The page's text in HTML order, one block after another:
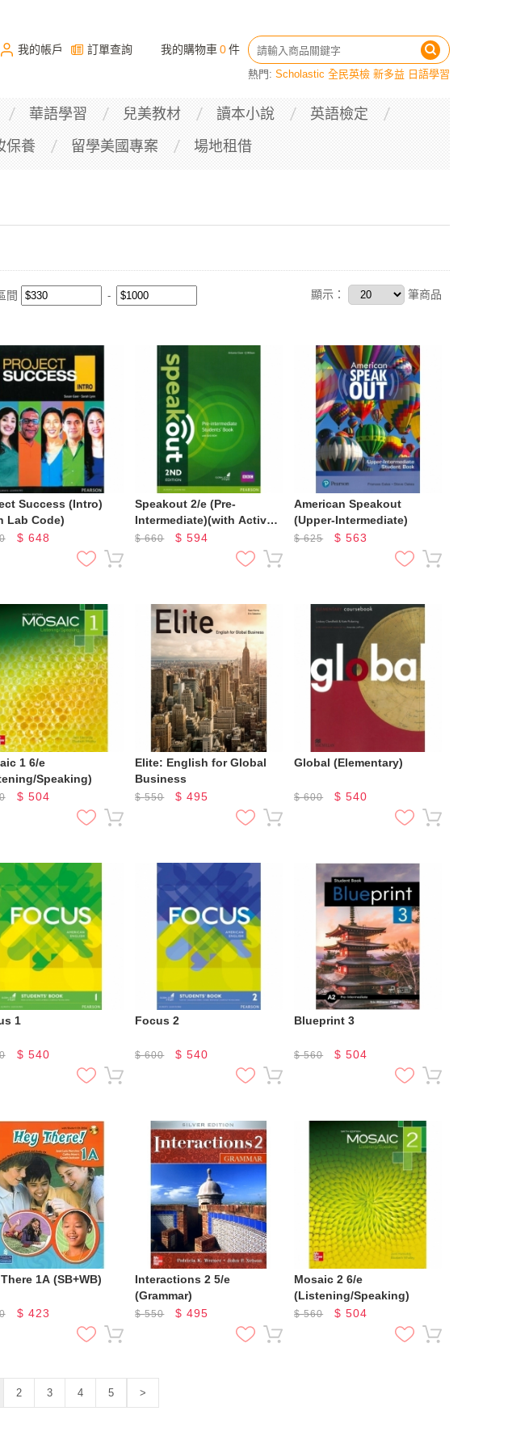
我的帳戶 訂單查詢 我的購物車 0件
熱門: Scholastic 全民英檢 新多益 日語學習
華語學習 兒美教材 讀本小說
英語檢定
保養 留學美國專案 場地租借
間 顯示： 筆商品
Success (Intro)
Lab Code)
$ 648
Speakout 2/e (Pre-
Intermediate)(with Active
Book)
$660 $594
American Speakout
(Upper-Intermediate)
$625 $563
1 6/e
Speaking)
$ 504
Elite: English for Global
Business
$550 $495
Global (Elementary)
$600 $540
1
$ 540
Focus 2
$600 $540
Blueprint 3
$560 $504
1A (SB+WB)
$ 423
Interactions 2 5/e
(Grammar)
$550 $495
Mosaic 2 6/e
(Listening/Speaking)
$560 $504
2 3 4 5 >